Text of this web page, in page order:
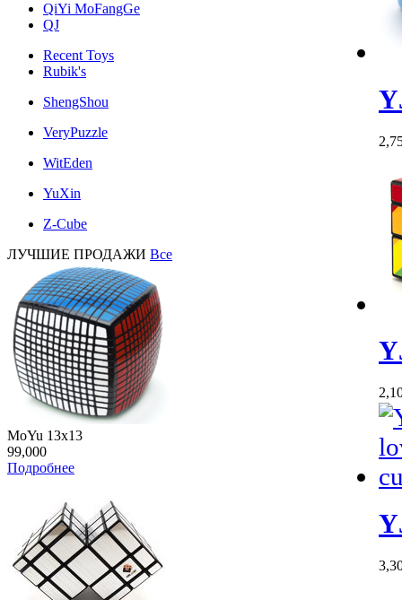
QiYi MoFangGe
QJ
Recent Toys
Rubik's
ShengShou
VeryPuzzle
WitEden
YuXin
Z-Cube
ЛУЧШИЕ ПРОДАЖИ Все
MoYu 13x13
99,000
Подробнее